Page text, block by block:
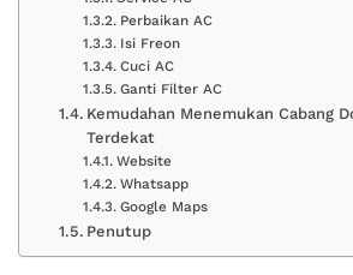
Perbaikan AC
Isi Freon
Cuci AC
Ganti Filter AC
Kemudahan Menemukan Cabang
Terdekat
Website
Whatsapp
Google Maps
Penutup